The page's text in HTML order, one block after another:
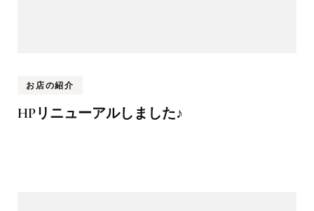
お店の紹介
HPリニューアルしました♪